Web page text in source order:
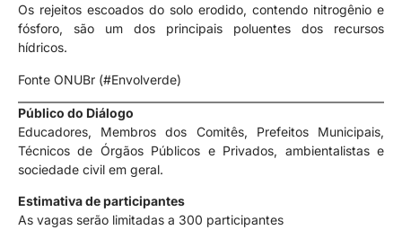
Os rejeitos escoados do solo erodido, contendo nitrogênio e
fósforo, são um dos principais poluentes dos recursos
hídricos.
Fonte ONUBr (#Envolverde)
Público do Diálogo
Educadores, Membros dos Comitês, Prefeitos Municipais,
Técnicos de Órgãos Públicos e Privados, ambientalistas e
sociedade civil em geral.
Estimativa de participantes
As vagas serão limitadas a 300 participantes